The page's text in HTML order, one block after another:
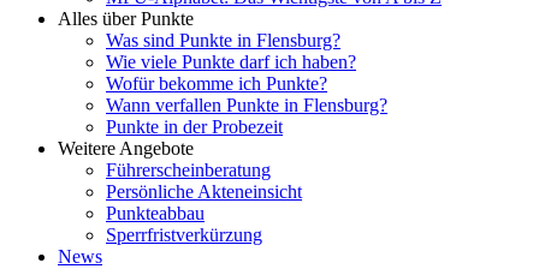
Alles über Punkte
Was sind Punkte in Flensburg?
Wie viele Punkte darf ich haben?
Wofür bekomme ich Punkte?
Wann verfallen Punkte in Flensburg?
Punkte in der Probezeit
Weitere Angebote
Führerscheinberatung
Persönliche Akteneinsicht
Punkteabbau
Sperrfristverkürzung
News